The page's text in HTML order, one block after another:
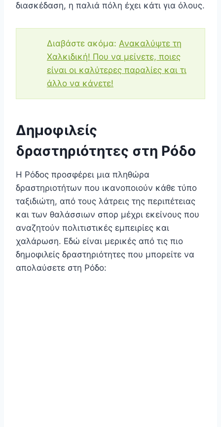
διασκέδαση, η παλιά πόλη έχει κάτι για όλους.
Διαβάστε ακόμα: Ανακαλύψτε τη
Χαλκιδική! Που να μείνετε, ποιες
είναι οι καλύτερες παραλίες και τι
άλλο να κάνετε!
Δημοφιλείς
δραστηριότητες στη Ρόδο
Η Ρόδος προσφέρει μια πληθώρα
δραστηριοτήτων που ικανοποιούν κάθε τύπο
ταξιδιώτη, από τους λάτρεις της περιπέτειας
και των θαλάσσιων σπορ μέχρι εκείνους που
αναζητούν πολιτιστικές εμπειρίες και
χαλάρωση. Εδώ είναι μερικές από τις πιο
δημοφιλείς δραστηριότητες που μπορείτε να
απολαύσετε στη Ρόδο: